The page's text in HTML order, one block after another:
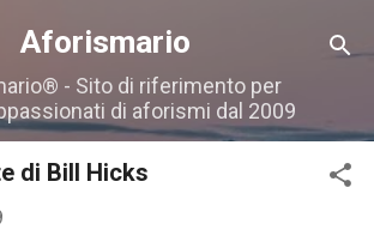
ai contenuti principali
Aforismario
- Sito di riferimento per
di aforismi dal 2009
di Bill Hicks